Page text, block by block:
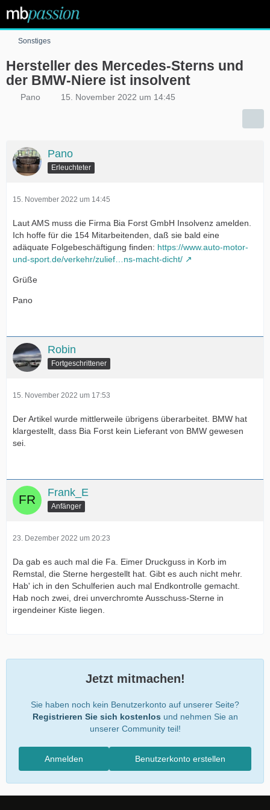
Sonstiges
Hersteller des Mercedes-Sterns und
der BMW-Niere ist insolvent
Pano 15. November 2022 um 14:45
Pano
Erleuchteter
15. November 2022 um 14:45
Laut AMS muss die Firma Bia Forst GmbH Insolvenz amelden.
Ich hoffe für die 154 Mitarbeitenden, daß sie bald eine
adäquate Folgebeschäftigung finden: https://www.auto-motor-
und-sport.de/verkehr/zulief…ns-macht-dicht/
Grüße
Pano
Robin
Fortgeschrittener
15. November 2022 um 17:53
Der Artikel wurde mittlerweile übrigens überarbeitet. BMW hat
klargestellt, dass Bia Forst kein Lieferant von BMW gewesen
sei.
Frank_E
Anfänger
23. Dezember 2022 um 20:23
Da gab es auch mal die Fa. Eimer Druckguss in Korb im
Remstal, die Sterne hergestellt hat. Gibt es auch nicht mehr.
Hab' ich in den Schulferien auch mal Endkontrolle gemacht.
Hab noch zwei, drei unverchromte Ausschuss-Sterne in
irgendeiner Kiste liegen.
Jetzt mitmachen!
Sie haben noch kein Benutzerkonto auf unserer Seite?
Registrieren Sie sich kostenlos und nehmen Sie an
unserer Community teil!
Benutzerkonto erstellen
Anmelden